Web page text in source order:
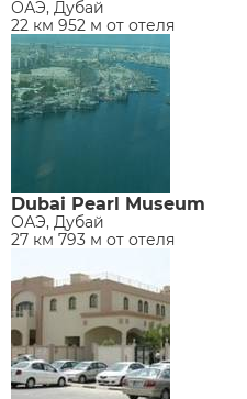
ОАЭ, Дубай
22 км 952 м от отеля
Dubai Pearl Museum
ОАЭ, Дубай
27 км 793 м от отеля